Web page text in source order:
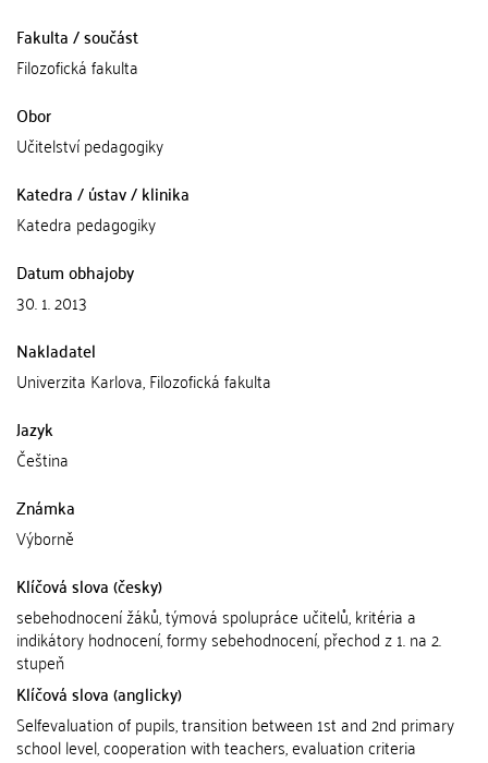
Fakulta / součást
Filozofická fakulta
Obor
Učitelství pedagogiky
Katedra / ústav / klinika
Katedra pedagogiky
Datum obhajoby
30. 1. 2013
Nakladatel
Univerzita Karlova, Filozofická fakulta
Jazyk
Čeština
Známka
Výborně
Klíčová slova (česky)
sebehodnocení žáků, týmová spolupráce učitelů, kritéria a
indikátory hodnocení, formy sebehodnocení, přechod z 1. na 2.
stupeň
Klíčová slova (anglicky)
Selfevaluation of pupils, transition between 1st and 2nd primary
school level, cooperation with teachers, evaluation criteria